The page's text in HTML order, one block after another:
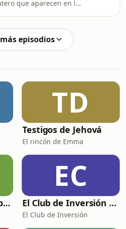
antes que nadie
y participa en la
que aparecen en la
episodios
TD
Testigos de Jehová
El rincón de Emma
Relatos Sexuales Liberales
EC
El Club de Inversión podcast
El Club de Inversión